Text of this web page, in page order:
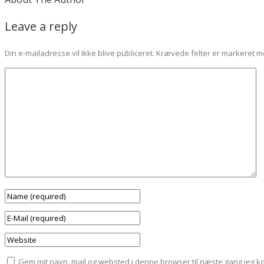
Leave a reply
Din e-mailadresse vil ikke blive publiceret. Krævede felter er markeret
Gem mit navn, mail og websted i denne browser til næste gang jeg